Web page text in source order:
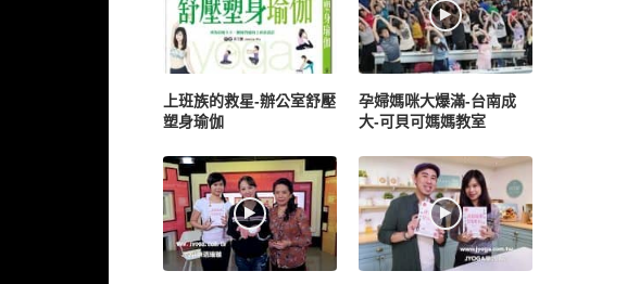
上班族的救星-辦公室舒壓
塑身瑜伽
孕婦媽咪大爆滿-台南成
大-可貝可媽媽教室